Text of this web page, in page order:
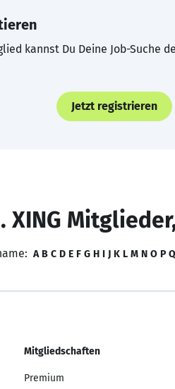
kannst Du Deine Job-Suche
Jetzt registrieren
XING
A B C D E F G H I J K L M N O P Q
Mitgliedschaften
Premium